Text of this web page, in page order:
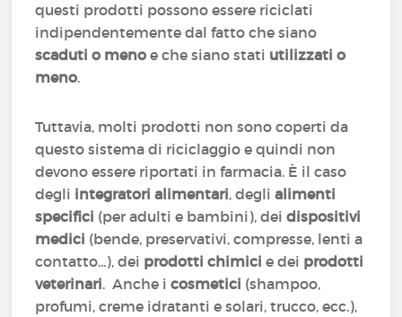
questi prodotti possono essere riciclati
indipendentemente dal fatto che siano
scaduti o meno e che siano stati utilizzati o
meno.
Tuttavia, molti prodotti non sono coperti da
questo sistema di riciclaggio e quindi non
devono essere riportati in farmacia. È il caso
degli integratori alimentari, deglialimenti
specifici (per adulti e bambini), deidispositivi
medici (bende, preservativi, compresse, lenti a
contatto...), dei prodotti chimici e dei prodotti
veterinari. Anche icosmetici (shampoo,
profumi, creme idratanti e solari, trucco, ecc.),